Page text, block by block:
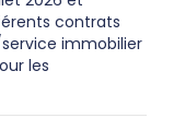
contrats
immobilier
les